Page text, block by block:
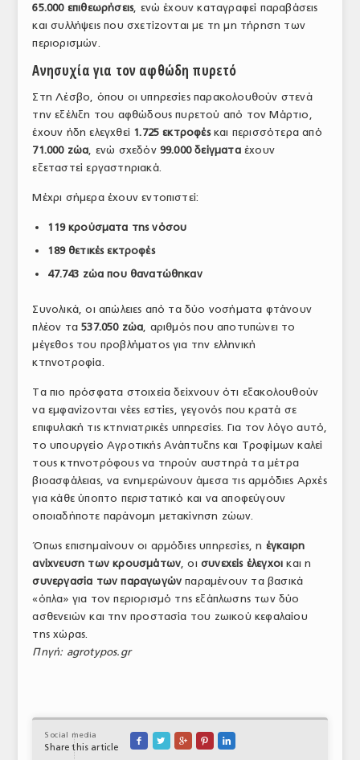
65.000 επιθεωρήσεις, ενώ έχουν καταγραφεί παραβάσεις
και συλλήψεις που σχετίζονται με τη μη τήρηση των
περιορισμών.
Ανησυχία για τον αφθώδη πυρετό
Στη Λέσβο, όπου οι υπηρεσίες παρακολουθούν στενά
την εξέλιξη του αφθώδους πυρετού από τον Μάρτιο,
έχουν ήδη ελεγχθεί 1.725 εκτροφέςκαι περισσότερα από
71.000 ζώα, ενώ σχεδόν 99.000 δείγματαέχουν
εξεταστεί εργαστηριακά.
Μέχρι σήμερα έχουν εντοπιστεί:
119 κρούσματα της νόσου
189 θετικές εκτροφές
47.743 ζώα που θανατώθηκαν
Συνολικά, οι απώλειες από τα δύο νοσήματα φτάνουν
πλέον τα537.050 ζώα, αριθμός που αποτυπώνει το
μέγεθος του προβλήματος για την ελληνική
κτηνοτροφία.
Τα πιο πρόσφατα στοιχεία δείχνουν ότι εξακολουθούν
να εμφανίζονται νέες εστίες, γεγονός που κρατά σε
επιφυλακή τις κτηνιατρικές υπηρεσίες. Για τον λόγο αυτό,
το υπουργείο Αγροτικής Ανάπτυξης και Τροφίμων καλεί
τους κτηνοτρόφους να τηρούν αυστηρά τα μέτρα
βιοασφάλειας, να ενημερώνουν άμεσα τις αρμόδιες Αρχές
για κάθε ύποπτο περιστατικό και να αποφεύγουν
οποιαδήποτε παράνομη μετακίνηση ζώων.
Όπως επισημαίνουν οι αρμόδιες υπηρεσίες, η έγκαιρη
ανίχνευση των κρουσμάτων, οισυνεχείς έλεγχοι και η
συνεργασία των παραγωγών παραμένουν τα βασικά
«όπλα» για τον περιορισμό της εξάπλωσης των δύο
ασθενειών και την προστασία του ζωικού κεφαλαίου
της χώρας.
Πηγή: agrotypos.gr
Social media
Share this article
    